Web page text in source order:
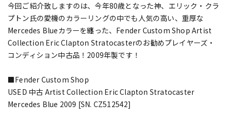
今回ご紹介致しますのは、今年80歳となった神、エリック・クラ
プトン氏の愛機のカラーリングの中でも人気の高い、重厚な
Mercedes Blueカラーを纏った、Fender Custom Shop Artist
Collection Eric Clapton Stratocasterのお勧めプレイヤーズ・
コンディション中古品！2009年製です！
■Fender Custom Shop
USED 中古 Artist Collection Eric Clapton Stratocaster
Mercedes Blue 2009 [SN. CZ512542]